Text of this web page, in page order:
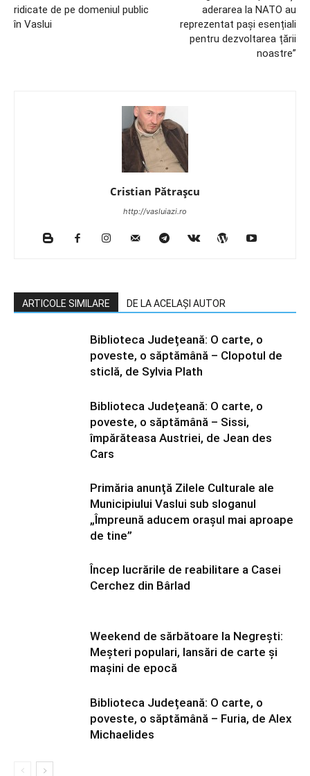
ridicate de pe domeniul public
în Vaslui
aderarea la NATO au
reprezentat pași esențiali
pentru dezvoltarea țării
noastre”
Cristian Pătrașcu
http://vasluiazi.ro
ARTICOLE SIMILARE DE LA ACELAȘI AUTOR
Biblioteca Județeană: O carte, o
poveste, o săptămână – Clopotul de
sticlă, de Sylvia Plath
Biblioteca Județeană: O carte, o
poveste, o săptămână – Sissi,
împărăteasa Austriei, de Jean des
Cars
Primăria anunță Zilele Culturale ale
Municipiului Vaslui sub sloganul
„Împreună aducem orașul mai aproape
de tine”
Încep lucrările de reabilitare a Casei
Cerchez din Bârlad
Weekend de sărbătoare la Negrești:
Meșteri populari, lansări de carte și
mașini de epocă
Biblioteca Județeană: O carte, o
poveste, o săptămână – Furia, de Alex
Michaelides